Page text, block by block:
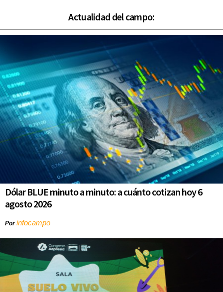
Actualidad del campo:
Dólar BLUE minuto a minuto: a cuánto cotizan hoy 6
agosto 2026
Porinfocampo